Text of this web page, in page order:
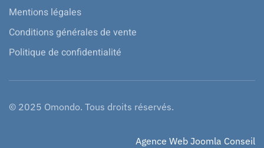
Mentions légales
Conditions générales de vente
Politique de confidentialité
© 2025 Omondo. Tous droits réservés.
Agence Web Joomla Conseil